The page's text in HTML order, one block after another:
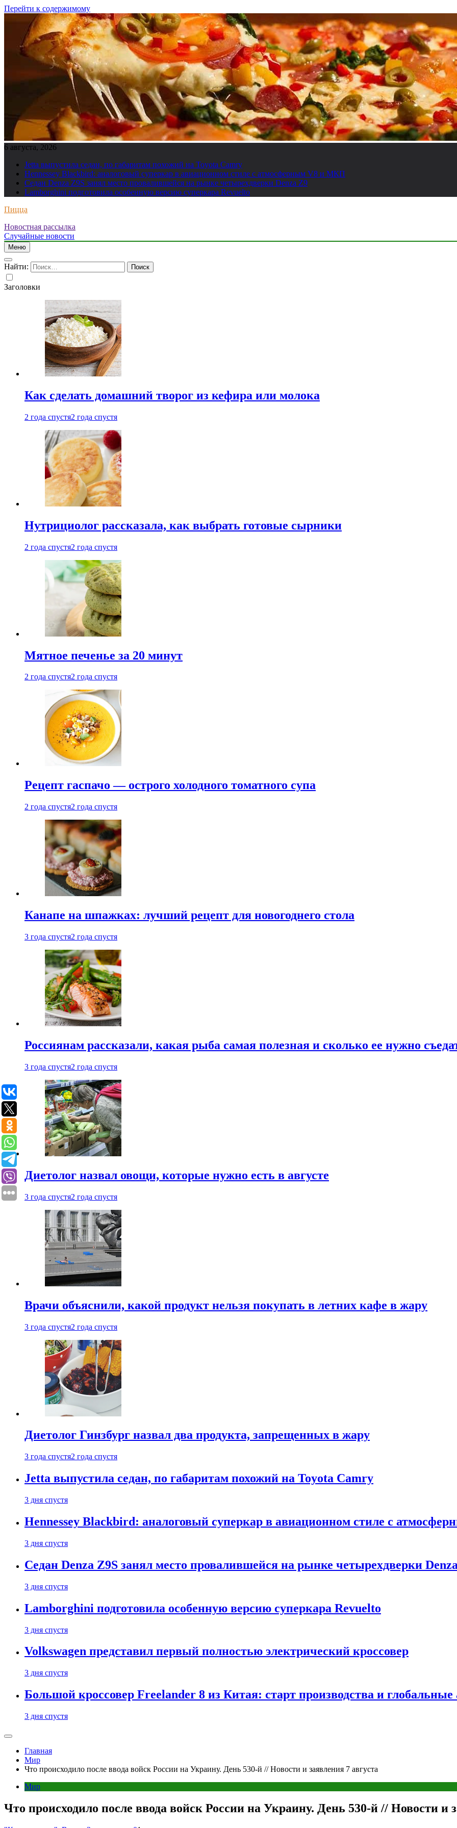
Перейти к содержимому
6 августа, 2026
Jetta выпустила седан, по габаритам похожий на Toyota Camry
Hennessey Blackbird: аналоговый суперкар в авиационном стиле с атмосферным V8 и МКП
Седан Denza Z9S занял место провалившейся на рынке четырехдверки Denza Z9
Lamborghini подготовила особенную версию суперкара Revuelto
Пицца
Новостная рассылка
Случайные новости
Меню
Найти:
Заголовки
Как сделать домашний творог из кефира или молока
2 года спустя2 года спустя
Нутрициолог рассказала, как выбрать готовые сырники
2 года спустя2 года спустя
Мятное печенье за 20 минут
2 года спустя2 года спустя
Рецепт гаспачо — острого холодного томатного супа
2 года спустя2 года спустя
Канапе на шпажках: лучший рецепт для новогоднего стола
3 года спустя2 года спустя
Россиянам рассказали, какая рыба самая полезная и сколько ее нужно
3 года спустя2 года спустя
Диетолог назвал овощи, которые нужно есть в августе
3 года спустя2 года спустя
Врачи объяснили, какой продукт нельзя покупать в летних кафе в жару
3 года спустя2 года спустя
Диетолог Гинзбург назвал два продукта, запрещенных в жару
3 года спустя2 года спустя
Jetta выпустила седан, по габаритам похожий на Toyota Camry
3 дня спустя
Hennessey Blackbird: аналоговый суперкар в авиационном стиле с
3 дня спустя
Седан Denza Z9S занял место провалившейся на рынке четырехдверки
3 дня спустя
Lamborghini подготовила особенную версию суперкара Revuelto
3 дня спустя
Volkswagen представил первый полностью электрический кроссовер
3 дня спустя
Большой кроссовер Freelander 8 из Китая: старт производства и
3 дня спустя
Главная
Мир
Что происходило после ввода войск России на Украину. День 530-й // Новости и заявления 7 августа
Мир
Что происходило после ввода войск России на Украину. День 530-й // Новости и